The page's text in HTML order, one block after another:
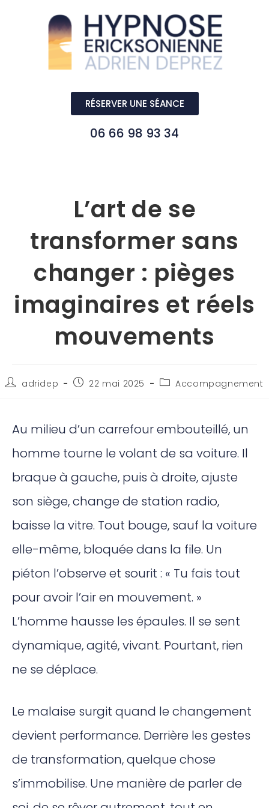
RÉSERVER UNE SÉANCE
06 66 98 93 34
L’art de se
transformer sans
changer : pièges
imaginaires et réels
mouvements
adridep 22 mai 2025 Accompagnement
Au milieu d’un carrefour embouteillé, un
homme tourne le volant de sa voiture. Il
braque à gauche, puis à droite, ajuste
son siège, change de station radio,
baisse la vitre. Tout bouge, sauf la voiture
elle-même, bloquée dans la file. Un
piéton l’observe et sourit : « Tu fais tout
pour avoir l’air en mouvement. »
L’homme hausse les épaules. Il se sent
dynamique, agité, vivant. Pourtant, rien
ne se déplace.
Le malaise surgit quand le changement
devient performance. Derrière les gestes
de transformation, quelque chose
s’immobilise. Une manière de parler de